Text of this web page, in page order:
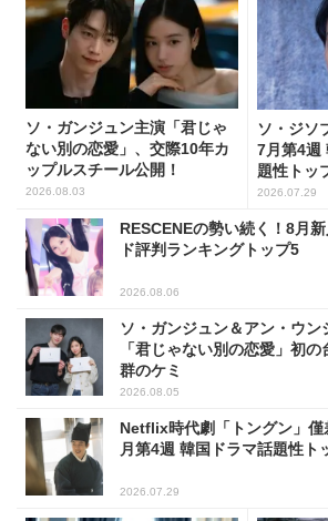
ソ・ガンジュン主演「君じゃ
ない別の恋愛」、交際10年カ
ップルスチール公開！
2026.08.03
ソ・ジソ
7月第4週
題性トッ
2026.07.29
RESCENEの勢い続く！8月
ド評判ランキングトップ5
2026.08.06
ソ・ガンジュン＆アン・ウン
「君じゃない別の恋愛」初
群のケミ
2026.08.05
Netflix時代劇「トングン」
月第4週 韓国ドラマ話題性ト
2026.07.29